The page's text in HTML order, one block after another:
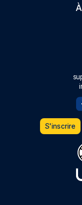
S'inscrire